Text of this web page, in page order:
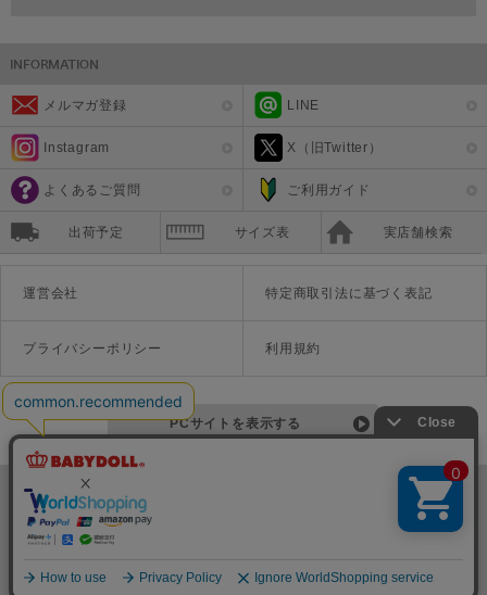
メルマガ登録 LINE
Instagram X（旧Twitter）
よくあるご質問 ご利用ガイド
出荷予定 サイズ表 実店舗検索
運営会社 特定商取引法に基づく表記
プライバシーポリシー 利用規約
PCサイトを表示する
©Disney ©Disney/Pixar ©Disney. Based on the "Winnie the Pooh" works by A.A. Milne and E.H. Shepard.